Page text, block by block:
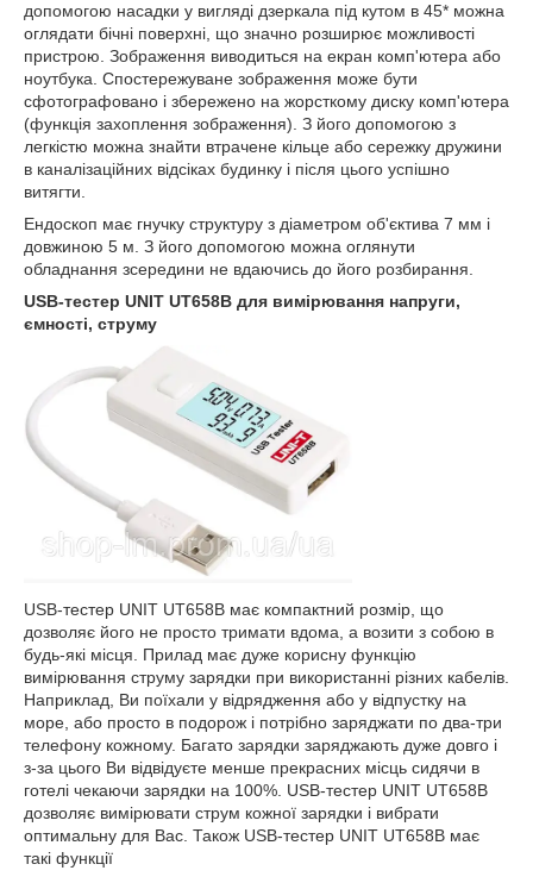
допомогою насадки у вигляді дзеркала під кутом в 45* можна
оглядати бічні поверхні, що значно розширює можливості
пристрою. Зображення виводиться на екран комп'ютера або
ноутбука. Спостережуване зображення може бути
сфотографовано і збережено на жорсткому диску комп'ютера
(функція захоплення зображення). З його допомогою з
легкістю можна знайти втрачене кільце або сережку дружини
в каналізаційних відсіках будинку і після цього успішно
витягти.
Ендоскоп має гнучку структуру з діаметром об'єктива 7 мм і
довжиною 5 м. З його допомогою можна оглянути
обладнання зсередини не вдаючись до його розбирання.
USB-тестер UNIT UT658B для вимірювання напруги,
ємності, струму
USB-тестер UNIT UT658B має компактний розмір, що
дозволяє його не просто тримати вдома, а возити з собою в
будь-які місця. Прилад має дуже корисну функцію
вимірювання струму зарядки при використанні різних кабелів.
Наприклад, Ви поїхали у відрядження або у відпустку на
море, або просто в подорож і потрібно заряджати по два-три
телефону кожному. Багато зарядки заряджають дуже довго і
з-за цього Ви відвідуєте менше прекрасних місць сидячи в
готелі чекаючи зарядки на 100%. USB-тестер UNIT UT658B
дозволяє вимірювати струм кожної зарядки і вибрати
оптимальну для Вас. Також USB-тестер UNIT UT658B має
такі функції